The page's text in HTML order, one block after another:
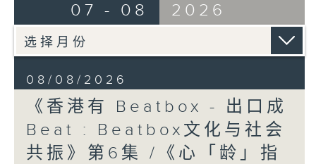
07 - 08 2026
08/08/2026
《香港有 Beatbox - 出口成
Beat : Beatbox文化与社会
共振》第6集 /《心「龄」指